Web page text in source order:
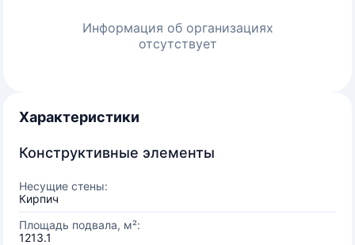
Информация об организациях
отсутствует
Характеристики
Конструктивные элементы
Несущие стены:
Кирпич
Площадь подвала, м²:
1213.1